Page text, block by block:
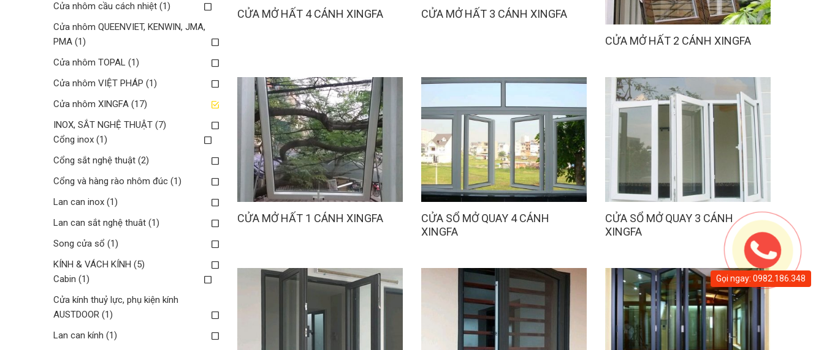
CỬA MỞ HẤT 4 CÁNH XINGFA CỬA MỞ HẤT 3 CÁNH XINGFA
CỬA MỞ HẤT 2 CÁNH XINGFA
CỬA MỞ HẤT 1 CÁNH XINGFA
CỬA SỔ MỞ QUAY 4 CÁNH
XINGFA
CỬA SỔ MỞ QUAY 3 CÁNH
XINGFA
Cửa nhôm cầu cách nhiệt (1)
Cửa nhôm QUEENVIET, KENWIN, JMA,
PMA (1)
Cửa nhôm TOPAL (1)
Cửa nhôm VIỆT PHÁP (1)
Cửa nhôm XINGFA (17)
INOX, SẮT NGHỆ THUẬT (7)
Cổng inox (1)
Cổng sắt nghệ thuật (2)
Cổng và hàng rào nhôm đúc (1)
Lan can inox (1)
Lan can sắt nghệ thuât (1)
Song cửa sổ (1)
KÍNH & VÁCH KÍNH (5)
Cabin (1)
Cửa kính thuỷ lực, phụ kiện kính
AUSTDOOR (1)
Lan can kính (1)
Gọi ngay: 0982.186.348